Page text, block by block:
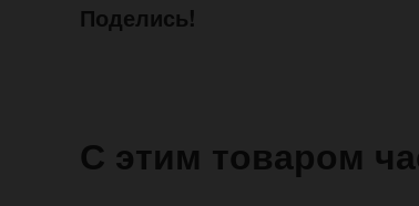
Поделись!
С этим товаром